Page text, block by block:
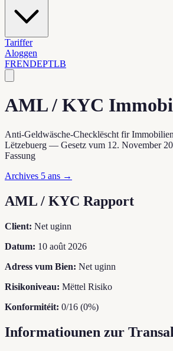
Tariffer
Aloggen
FRENDEPTLB
AML / KYC
Anti-Geldwäsche-Checklëscht fir
Lëtzebuerg — Gesetz vum 12. November
Fassung
Archives 5 ans →
AML / KYC Rapport
Client: Net uginn
Datum: 10 août 2026
Adress vum Bien: Net uginn
Risikoniveau: Mëttel Risiko
Konformitéit: 0/16 (0%)
Informatiounen zur